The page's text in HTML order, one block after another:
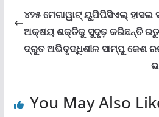
୪୨୫ ମେଗାୱାଟ୍ ୟୁପିପିସିଏଲ୍ ହାସଲ
ଅକ୍ଷୟ ଶକ୍ତିକୁ ସୁଦୃଢ଼ କରିଛନ୍ତି
ଦ୍ରୁତ ଅଭିବୃଦ୍ଧିଶୀଳ ସାମ୍ପୁ କେଶ
You May Also